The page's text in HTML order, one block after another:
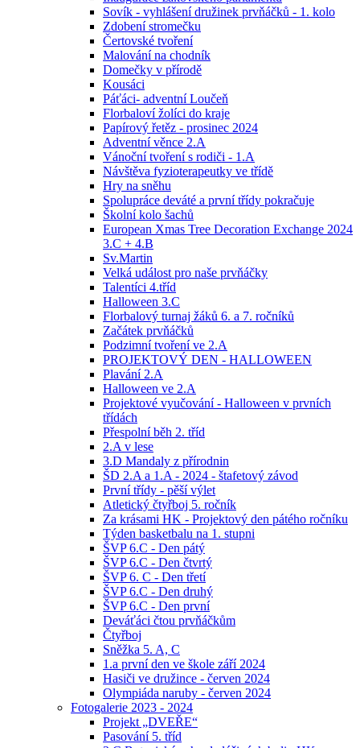
Sovík - vyhlášení družinek prvňáčků - 1. kolo
Zdobení stromečku
Čertovské tvoření
Malování na chodník
Domečky v přírodě
Kousáci
Páťáci- adventní Loučeň
Florbaloví žolíci do kraje
Papírový řetěz - prosinec 2024
Adventní věnce 2.A
Vánoční tvoření s rodiči - 1.A
Návštěva fyzioterapeutky ve třídě
Hry na sněhu
Spolupráce deváté a první třídy pokračuje
Školní kolo šachů
European Xmas Tree Decoration Exchange 2024
3.C + 4.B
Sv.Martin
Velká událost pro naše prvňáčky
Talentíci 4.tříd
Halloween 3.C
Florbalový turnaj žáků 6. a 7. ročníků
Začátek prvňáčků
Podzimní tvoření ve 2.A
PROJEKTOVÝ DEN - HALLOWEEN
Plavání 2.A
Halloween ve 2.A
Projektové vyučování - Halloween v prvních
třídách
Přespolní běh 2. tříd
2.A v lese
3.D Mandaly z přírodnin
ŠD 2.A a 1.A - 2024 - štafetový závod
První třídy - pěší výlet
Atletický čtyřboj 5. ročník
Za krásami HK - Projektový den pátého ročníku
Týden basketbalu na 1. stupni
ŠVP 6.C - Den pátý
ŠVP 6.C - Den čtvrtý
ŠVP 6. C - Den třetí
ŠVP 6.C - Den druhý
ŠVP 6.C - Den první
Deváťáci čtou prvňáčkům
Čtyřboj
Sněžka 5. A, C
1.a první den ve škole září 2024
Hasiči ve družince - červen 2024
Olympiáda naruby - červen 2024
Fotogalerie 2023 - 2024
Projekt „DVEŘE“
Pasování 5. tříd